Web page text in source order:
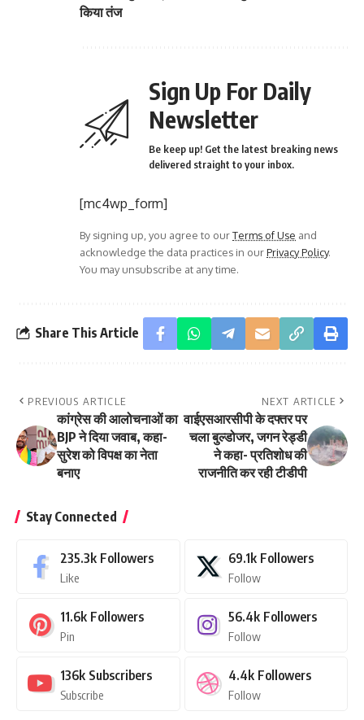
किया तंज
Sign Up For Daily
Newsletter
Be keep up! Get the latest breaking news
delivered straight to your inbox.
[mc4wp_form]
By signing up, you agree to ourTerms of Use and
acknowledge the data practices in ourPrivacy Policy.
You may unsubscribe at any time.
Share This Article
PREVIOUS ARTICLE
कांग्रेस की आलोचनाओं का
BJP ने दिया जवाब, कहा-
सुरेश को विपक्ष का नेता
बनाए
NEXT ARTICLE
वाईएसआरसीपी के दफ्तर पर
चला बुल्डोजर, जगन रेड्डी
ने कहा- प्रतिशोध की
राजनीति कर रही टीडीपी
Stay Connected
235.3k Followers
Like
69.1k Followers
Follow
11.6k Followers
Pin
56.4k Followers
Follow
136k Subscribers
Subscribe
4.4k Followers
Follow